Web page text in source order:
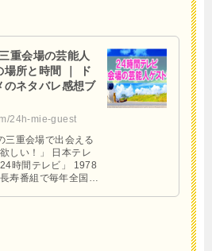
重会場の芸能人
場所と時間 ｜ ド
のネタバレ感想ブ
24h-mie-guest
三重会場で出会える
しい！」 日本テレ
時間テレビ」 1978
寿番組で毎年全国共